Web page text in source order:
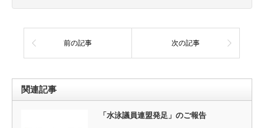
前の記事 次の記事
関連記事
「水泳議員連盟発足」のご報告